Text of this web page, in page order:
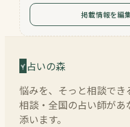
掲載情報を編
占いの森
悩みを、そっと相談でき
相談・全国の占い師があ
添います。